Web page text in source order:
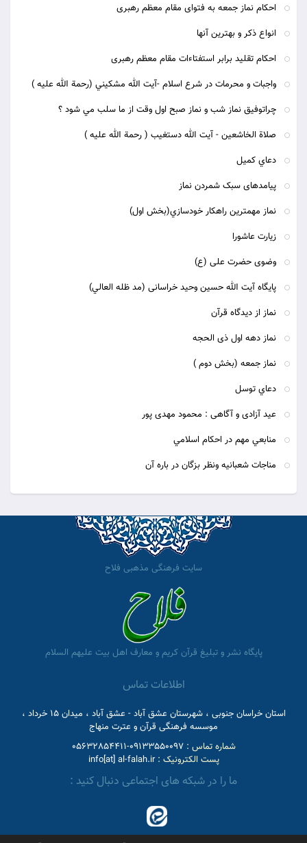
احکام نماز جمعه به فتوای مقام معظم رهبری
انواع ذکر و بهترین آنها
احکام تقلید برابر استفتاءات مقام معظم رهبری
واجبات و محرمات در شرع اسلام -آيت الله مشكيني (رحمة الله عليه )
چراتوفيق نماز شب و نماز صبح اول وقت از ما سلب مي شود ؟
صلاة الخاشعين - آيت الله دستغيب ( رحمة الله عليه )
دعاي كميل
پیامدهای سبک شمردن نماز
نماز مهمترين راهكار خودسازي(بخش اول)
زيارت عاشورا
وضوی حضرت علی (ع)
پايگاه آيت الله حسین وحید خراسانی (مد ظله العالي)
نماز از دیدگاه قرآن
نماز دهه اول ذی الحجه
نماز جمعه (بخش دوم )
دعاي توسل
عید آزادی و آگاهی : محمود مهدی پور
منابعي مهم در احكام اسلامي
مناجات شعبانیه ونظر بزگان در باره آن
سایت فرهنگی مذهبی فلاح
پایگاه نشر و تبلیغ قرآن کریم و معارف اهل بیت علیهم السلام
اطلاعات تماس
استان خراسان جنوبی ، شهرستان عشق آباد - عشق آباد ، میدان 15 خرداد ،
موسسه فرهنگی قرآن و عترت منهاج
شماره تماس :09133550097-05632854411
پست الکترونیک :info[at] al-falah.ir
ما را در شبکه های اجتماعی دنبال کنید :